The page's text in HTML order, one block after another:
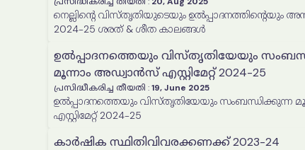
നെല്ലിൻ്റെ വിസ്തൃതിയുടെയും ഉൽപ്പാദനത്തിൻ്റെയും
2024-25 ശരത് & ശീത കാലങ്ങൾ
ഉൽപ്പാദനത്തെയും വിസ്തൃതിയേയും
മൂന്നാം അഡ്വാൻസ് എസ്റ്റിമേറ്റ് 2024-25
പ്രസിദ്ധീകരിച്ച തീയതി :19, June 2025
ഉൽപ്പാദനത്തെയും വിസ്തൃതിയേയും സംബന്ധിക്കുന്ന മൂന്നാം
എസ്റ്റിമേറ്റ് 2024-25
കാർഷിക സ്ഥിതിവിവരക്കണക്ക് 2023-24